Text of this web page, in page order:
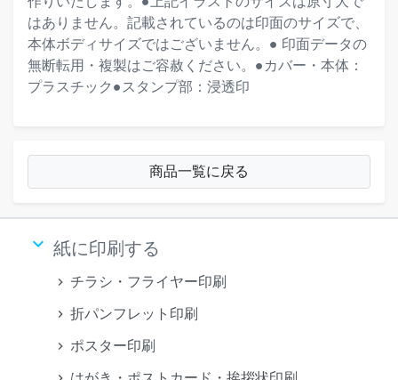
はありません。記載されているのは印面のサイズで、
本体ボディサイズではございません。● 印面データの
無断転用・複製はご容赦ください。●カバー・本体：
プラスチック●スタンプ部：浸透印
商品一覧に戻る
keyboard_arrow_down 紙に印刷する
チラシ・フライヤー印刷
折パンフレット印刷
ポスター印刷